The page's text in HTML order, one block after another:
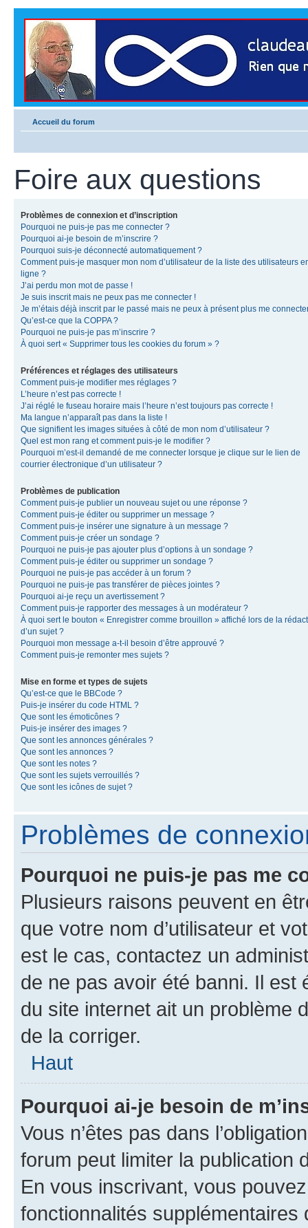
Accueil du forum
Foire aux questions
Problèmes de connexion et d’inscription
Pourquoi ne puis-je pas me connecter ?
Pourquoi ai-je besoin de m’inscrire ?
Pourquoi suis-je déconnecté automatiquement ?
Comment puis-je masquer mon nom d’utilisateur de la liste des utilisateurs
ligne ?
J’ai perdu mon mot de passe !
Je suis inscrit mais ne peux pas me connecter !
Je m’étais déjà inscrit par le passé mais ne peux à présent plus me
Qu’est-ce que la COPPA ?
Pourquoi ne puis-je pas m’inscrire ?
À quoi sert « Supprimer tous les cookies du forum » ?
Préférences et réglages des utilisateurs
Comment puis-je modifier mes réglages ?
L’heure n’est pas correcte !
J’ai réglé le fuseau horaire mais l’heure n’est toujours pas correcte !
Ma langue n’apparaît pas dans la liste !
Que signifient les images situées à côté de mon nom d’utilisateur ?
Quel est mon rang et comment puis-je le modifier ?
Pourquoi m’est-il demandé de me connecter lorsque je clique sur le lien de
courrier électronique d’un utilisateur ?
Problèmes de publication
Comment puis-je publier un nouveau sujet ou une réponse ?
Comment puis-je éditer ou supprimer un message ?
Comment puis-je insérer une signature à un message ?
Comment puis-je créer un sondage ?
Pourquoi ne puis-je pas ajouter plus d’options à un sondage ?
Comment puis-je éditer ou supprimer un sondage ?
Pourquoi ne puis-je pas accéder à un forum ?
Pourquoi ne puis-je pas transférer de pièces jointes ?
Pourquoi ai-je reçu un avertissement ?
Comment puis-je rapporter des messages à un modérateur ?
À quoi sert le bouton « Enregistrer comme brouillon » affiché lors de la
d’un sujet ?
Pourquoi mon message a-t-il besoin d’être approuvé ?
Comment puis-je remonter mes sujets ?
Mise en forme et types de sujets
Qu’est-ce que le BBCode ?
Puis-je insérer du code HTML ?
Que sont les émoticônes ?
Puis-je insérer des images ?
Que sont les annonces générales ?
Que sont les annonces ?
Que sont les notes ?
Que sont les sujets verrouillés ?
Que sont les icônes de sujet ?
Problèmes de
Pourquoi ne puis-je pas me
Plusieurs raisons peuvent en
que votre nom d’utilisateur et
est le cas, contactez un
de ne pas avoir été banni. Il est
du site internet ait un problème
de la corriger.
Haut
Pourquoi ai-je besoin de
Vous n’êtes pas dans
forum peut limiter la publication
En vous inscrivant, vous
fonctionnalités